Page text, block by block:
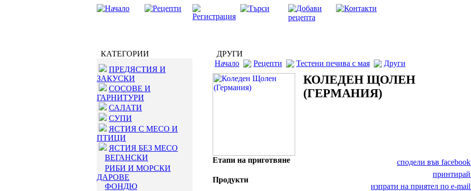
КАТЕГОРИИ
ПРЕДЯСТИЯ И
ЗАКУСКИ
СОСОВЕ И
ГАРНИТУРИ
САЛАТИ
СУПИ
ЯСТИЯ С МЕСО И
ПТИЦИ
ЯСТИЯ БЕЗ МЕСО
ВЕГАНСКИ
РИБИ И МОРСКИ
ДАРОВЕ
ФОНДЮ
ДРУГИ
Начало
Рецепти Тестени печива с мая Други
КОЛЕДЕН ЩОЛЕН
(ГЕРМАНИЯ)
Етапи на приготвяне
Продукти
сподели във facebook
принтирай
изпрати на приятел по e-mail